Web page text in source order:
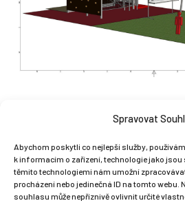
Spravovat
Abychom poskytli co nejlepší služby,
k informacím o zařízení, technologie jako
těmito technologiemi nám umožní
procházení nebo jedinečná ID na tomto webu.
souhlasu může nepříznivě ovlivnit určité
Copyright © Weiron Dynamics, s.r.o. |
SEO